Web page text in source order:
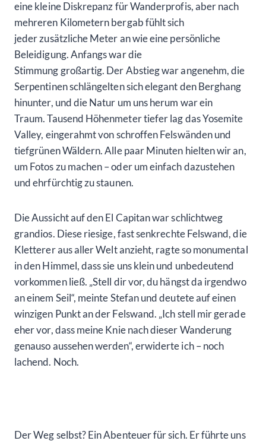
eine kleine Diskrepanz für Wanderprofis, aber nach
mehreren Kilometern bergab fühlt sich
jeder zusätzliche Meter an wie eine persönliche
Beleidigung. Anfangs war die
Stimmung großartig. Der Abstieg war angenehm, die
Serpentinen schlängelten sich elegant den Berghang
hinunter, und die Natur um uns herum war ein
Traum. Tausend Höhenmeter tiefer lag das Yosemite
Valley, eingerahmt von schroffen Felswänden und
tiefgrünen Wäldern. Alle paar Minuten hielten wir an,
um Fotos zu machen – oder um einfach dazustehen
und ehrfürchtig zu staunen.
Die Aussicht auf den El Capitan war schlichtweg
grandios. Diese riesige, fast senkrechte Felswand, die
Kletterer aus aller Welt anzieht, ragte so monumental
in den Himmel, dass sie uns klein und unbedeutend
vorkommen ließ. „Stell dir vor, du hängst da irgendwo
an einem Seil“, meinte Stefan und deutete auf einen
winzigen Punkt an der Felswand. „Ich stell mir gerade
eher vor, dass meine Knie nach dieser Wanderung
genauso aussehen werden“, erwiderte ich – noch
lachend. Noch.
Der Weg selbst? Ein Abenteuer für sich. Er führte uns